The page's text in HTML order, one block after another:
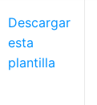
Descargar
esta
plantilla